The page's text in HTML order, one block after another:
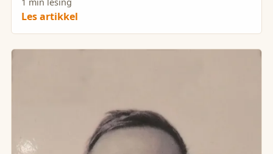
1 min lesing
Les artikkel